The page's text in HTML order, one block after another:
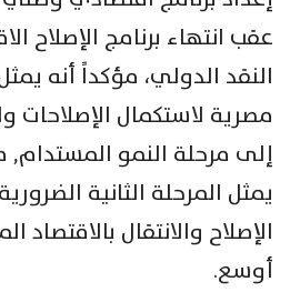
عقب انتهاء برنامج الإصلاح
النقد الدولي، مؤكداً أنه
مصرية لاستكمال الإصلاحات
إلى مرحلة النمو المستدام,
يمثل المرحلة الثانية
الإصلاح والانتقال
أوسع.